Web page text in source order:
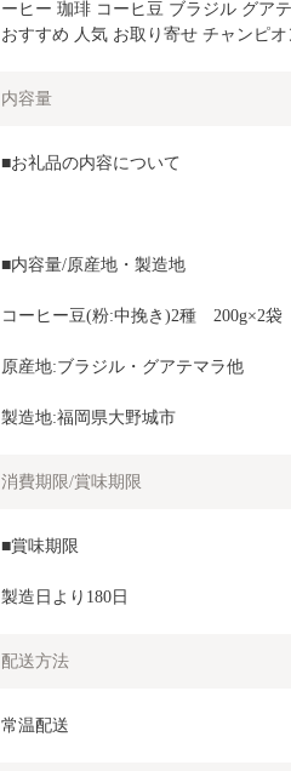
ーヒー 珈琲 コーヒ豆 ブラジル グア
おすすめ 人気 お取り寄せ チャンピ
内容量
■お礼品の内容について
■内容量/原産地・製造地
コーヒー豆(粉:中挽き)2種　200g×2袋
原産地:ブラジル・グアテマラ他
製造地:福岡県大野城市
消費期限/賞味期限
■賞味期限
製造日より180日
配送方法
常温配送